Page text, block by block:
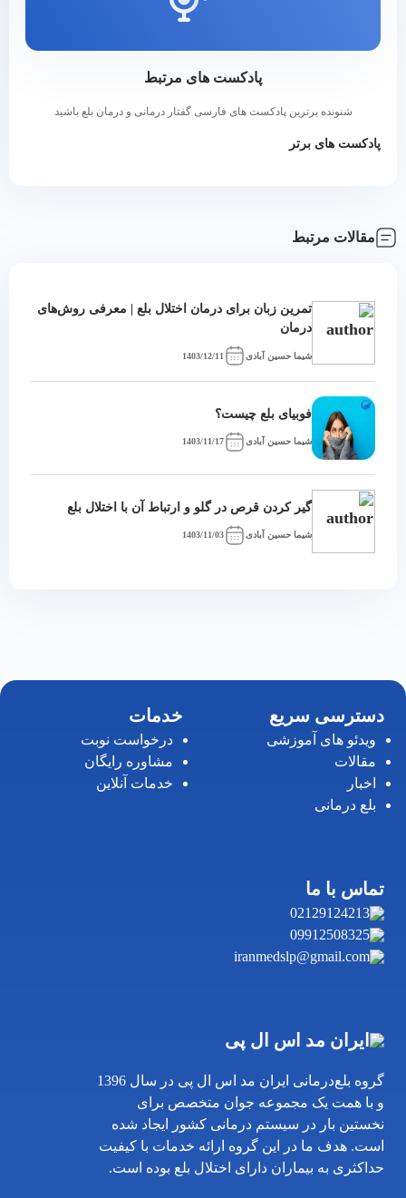
پادکست های مرتبط
شنونده برترین پادکست های فارسی گفتار درمانی و درمان بلع باشید
پادکست های برتر
مقالات مرتبط
تمرین زبان برای درمان اختلال بلع | معرفی روش‌های
درمان
شیما حسین آبادی 1403/12/11
فوبیای بلع چیست؟
شیما حسین آبادی 1403/11/17
گیر کردن قرص در گلو و ارتباط آن با اختلال بلع
شیما حسین آبادی 1403/11/03
دسترسی سریع
ویدئو های آموزشی
مقالات
اخبار
بلع درمانی
خدمات
درخواست نوبت
مشاوره رایگان
خدمات آنلاین
تماس با ما
02129124213
09912508325
iranmedslp@gmail.com
ایران مد اس ال پی
گروه بلع‌درمانی ایران‌ مد اس ال پی در سال 1396
و با همت یک مجموعه جوان متخصص برای
نخستین بار در سیستم درمانی کشور ایجاد شده
است. هدف ما در این گروه ارائه خدمات با کیفیت
حداکثری به بیماران دارای اختلال بلع بوده است.